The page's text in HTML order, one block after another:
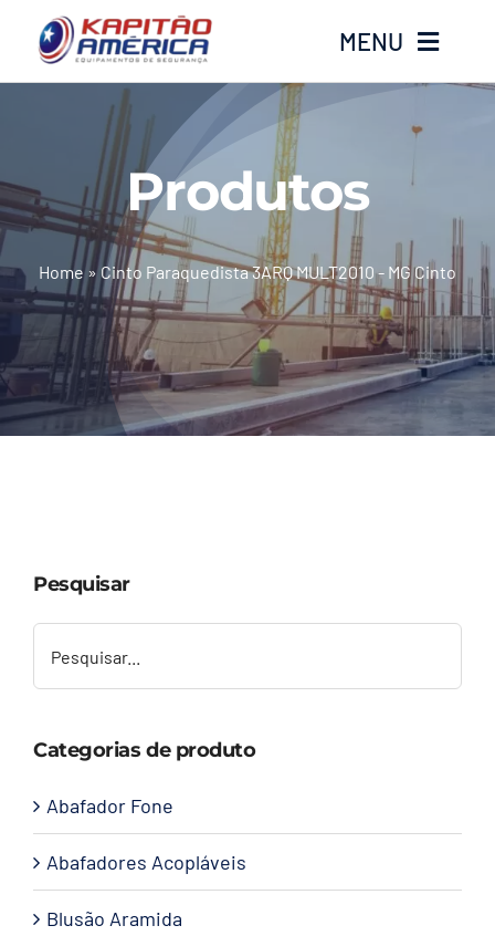
o
MENU
Produtos
Calçados
Luvas
Altura
Contato
Produtos
Home»Cinto Paraquedista 3ARQ MULT2010 - MG Cinto
Pesquisar
Categorias de produto
Abafador Fone
Abafadores Acopláveis
Blusão Aramida